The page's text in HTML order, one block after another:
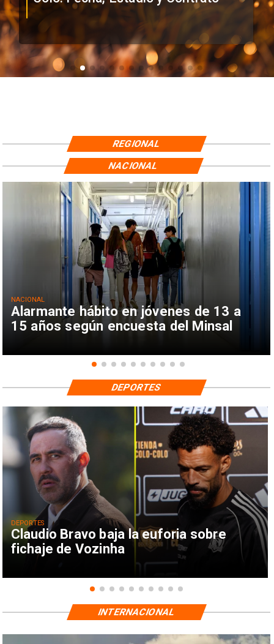
REGIONAL
Alarmante hábito en jóvenes de 13 a
15 años según encuesta del Minsal
NACIONAL
NACIONAL
Claudio Bravo baja la euforia sobre
fichaje de Vozinha
DEPORTES
DEPORTES
INTERNACIONAL